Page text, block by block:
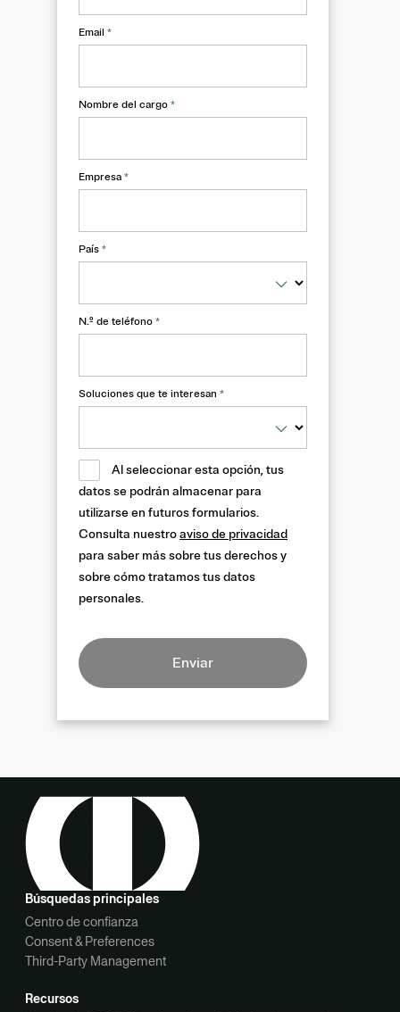
Email *
Nombre del cargo *
Empresa *
País *
N.º de teléfono *
Soluciones que te interesan *
Al seleccionar esta opción, tus
datos se podrán almacenar para
utilizarse en futuros formularios.
Consulta nuestroaviso de privacidad
para saber más sobre tus derechos y
sobre cómo tratamos tus datos
personales.
Enviar
Búsquedas principales
Centro de confianza
Consent & Preferences
Third-Party Management
Recursos